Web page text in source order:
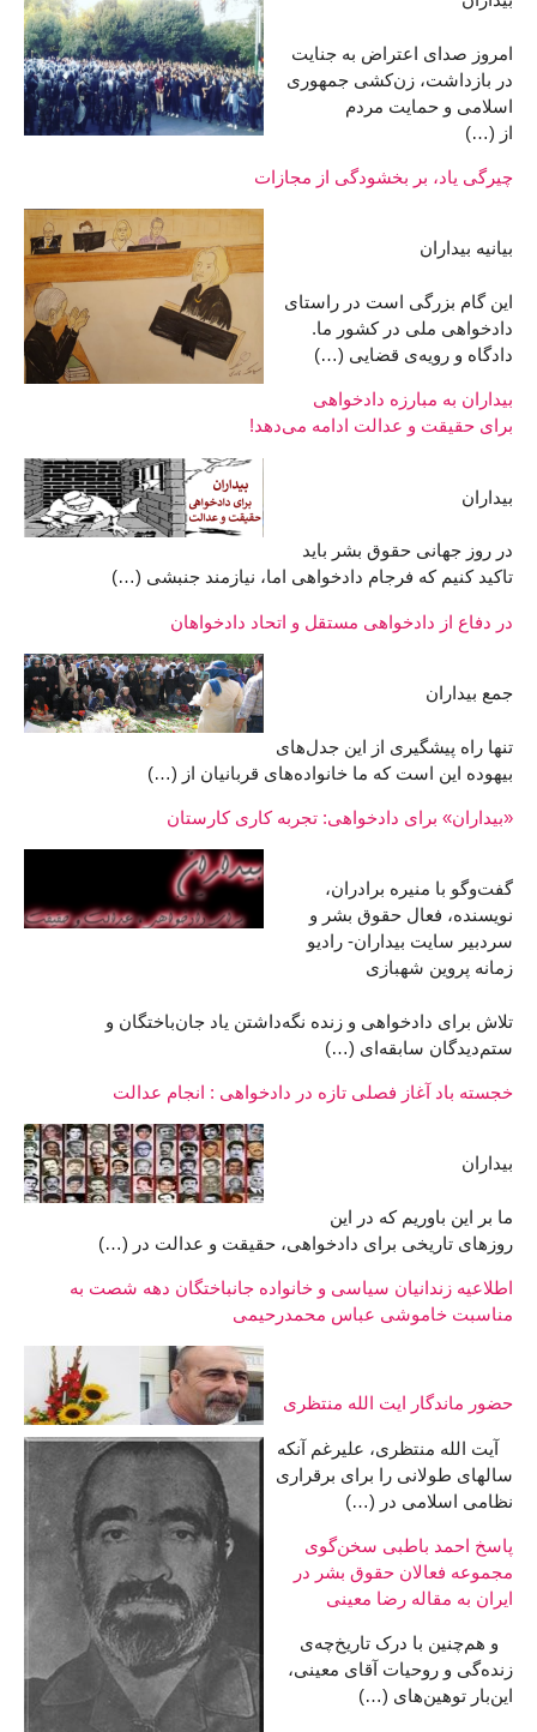
امروز صدای اعتراض به جنایت
در بازداشت، زن‌کشی جمهوری
اسلامی و حمایت مردم
از (…)
چیرگی یاد، بر بخشودگی از مجازات
بیانیه بیداران
این گام بزرگی است در راستای
دادخواهی ملی در کشور ما.
دادگاه و رویه‌ی قضایی (…)
بیداران به مبارزه دادخواهی
برای حقیقت و عدالت ادامه می‌دهد!
بیداران
در روز جهانی حقوق بشر باید
تاکید کنیم که فرجام دادخواهی اما، نیازمند جنبشی (…)
در دفاع از دادخواهی مستقل و اتحاد دادخواهان
جمع بیداران
تنها راه پيشگيری از اين جدل‌های
بيهوده اين است که ما خانواده‌های قربانيان از (…)
«بیداران» برای دادخواهی: تجربه کاری کارستان
گفت‌وگو با منیره برادران،
نویسنده، فعال حقوق بشر و
سردبیر سایت بیداران- رادیو
زمانه پروین شهبازی
تلاش برای دادخواهی و زنده نگه‌داشتن یاد جان‌باختگان و
ستم‌دیدگان سابقه‌ای (…)
خجسته باد آغاز فصلی تازه در دادخواهی : انجام عدالت
بیداران
ما بر این باوریم که در این
روزهای تاریخی برای دادخواهی، حقیقت و عدالت در (…)
اطلاعیه زندانیان سیاسی و خانواده جانباختگان دهه شصت به
مناسبت خاموشی عباس محمدرحیمی
حضور ماندگار ایت الله منتظری
آیت الله منتظری، علیرغم آنکه
سالهای طولانی را برای برقراری
نظامی اسلامی در (…)
پاسخ احمد باطبی سخن‌گوی
مجموعه فعالان حقوق بشر در
ایران به مقاله رضا معینی
و هم‌چنین با درک تاریخ‌چه‌ی
زنده‌گی و روحیات آقای معینی،
این‌بار توهین‌های (…)